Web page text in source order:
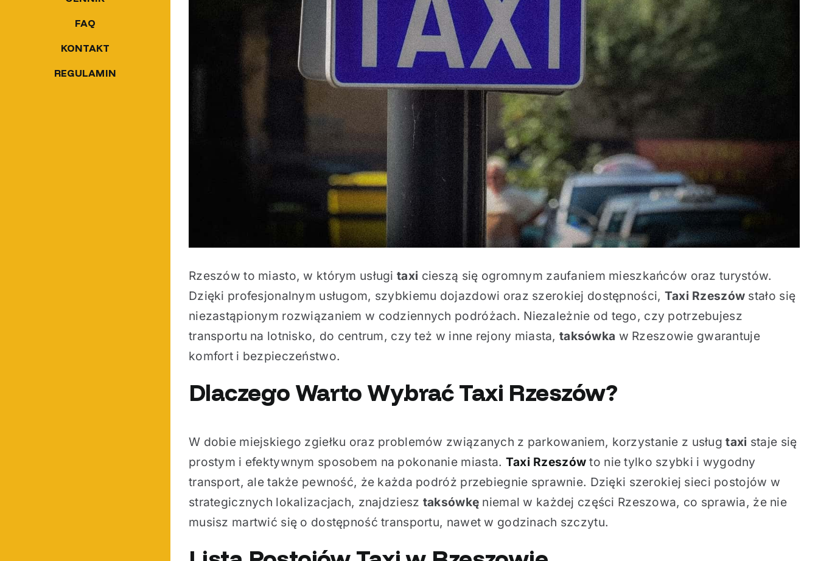
FAQ
KONTAKT
REGULAMIN
Rzeszów to miasto, w którym usługitaxi cieszą się ogromnym zaufaniem mieszkańców oraz turystów.
Dzięki profesjonalnym usługom, szybkiemu dojazdowi oraz szerokiej dostępności, Taxi Rzeszów stało się
niezastąpionym rozwiązaniem w codziennych podróżach. Niezależnie od tego, czy potrzebujesz
transportu na lotnisko, do centrum, czy też w inne rejony miasta, taksówka w Rzeszowie gwarantuje
komfort i bezpieczeństwo.
Dlaczego Warto WybraćTaxi Rzeszów?
W dobie miejskiego zgiełku oraz problemów związanych z parkowaniem, korzystanie z usługtaxi staje się
prostym i efektywnym sposobem na pokonanie miasta. Taxi Rzeszów to nie tylko szybki i wygodny
transport, ale także pewność, że każda podróż przebiegnie sprawnie. Dzięki szerokiej sieci postojów w
strategicznych lokalizacjach, znajdziesz taksówkę niemal w każdej części Rzeszowa, co sprawia, że nie
musisz martwić się o dostępność transportu, nawet w godzinach szczytu.